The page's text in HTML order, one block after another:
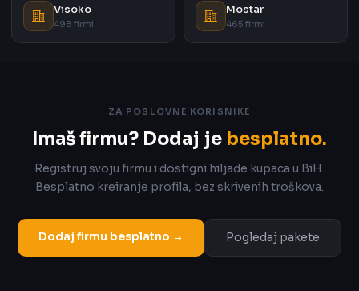
Visoko
498 firmi
Mostar
465 firmi
ZA POSLOVNE KORISNIKE
Imaš firmu? Dodaj je besplatno.
Registruj svoju firmu i dostigni hiljade kupaca u BiH.
Besplatno kreiranje profila, bez skrivenih troškova.
Dodaj firmu besplatno → Pogledaj pakete